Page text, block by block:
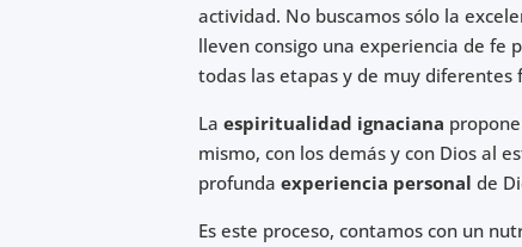
actividad. No buscamos sólo la
lleven consigo una experiencia de fe
todas las etapas y de muy diferentes
La espiritualidad ignaciana
mismo, con los demás y con Dios al
profunda experiencia personal de
Es este proceso, contamos con un